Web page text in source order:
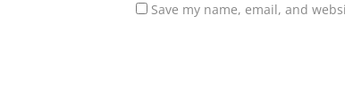
Save my name, email, and